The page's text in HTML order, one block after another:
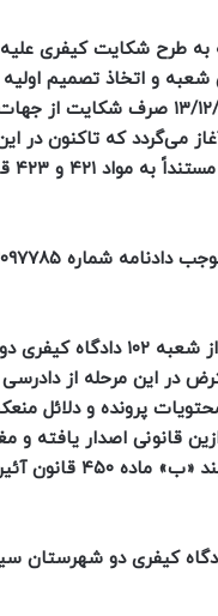
طرح شکایت کیفری
و اتخاذ تصمیم
نظریات مشورتی شماره‌های ۲۵۵۱/۹۴/۷ ـ ۲۴/۹/
که تاکنون در این
«اعتراض آقای محمدرضا… نسبت به
در این مرحله از
محتویات پرونده و
قانونی اصدار یافته و
رعایت اصول دادرسی نیز
حکایت قرار شماره ۱۴۰۰۲۱۴۴۰۰۰۱۰۲۷۵۵۶ ـ ۵/۱۲/